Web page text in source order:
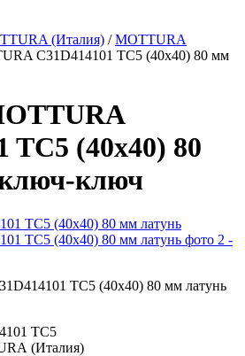
(Италия) /MOTTURA
C31D414101 TC5 (40х40) 80 мм
TC5 (40х40) 80
ключ
TC5 (40х40) 80 мм латунь
TC5
(Италия)